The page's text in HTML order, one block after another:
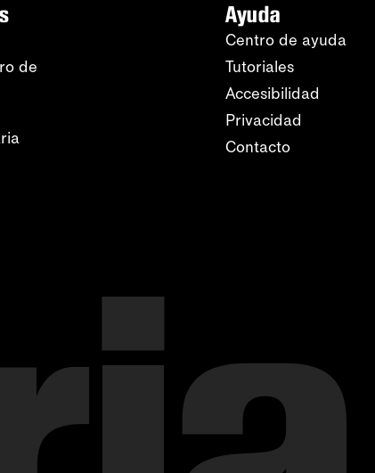
de
Ayuda
Centro de ayuda
Tutoriales
Accesibilidad
Privacidad
Contacto